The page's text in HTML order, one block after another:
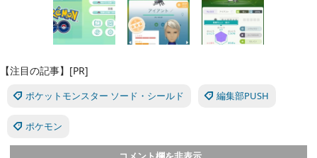
【注目の記事】[PR]
ポケットモンスター ソード・シールド 編集部PUSH
ポケモン